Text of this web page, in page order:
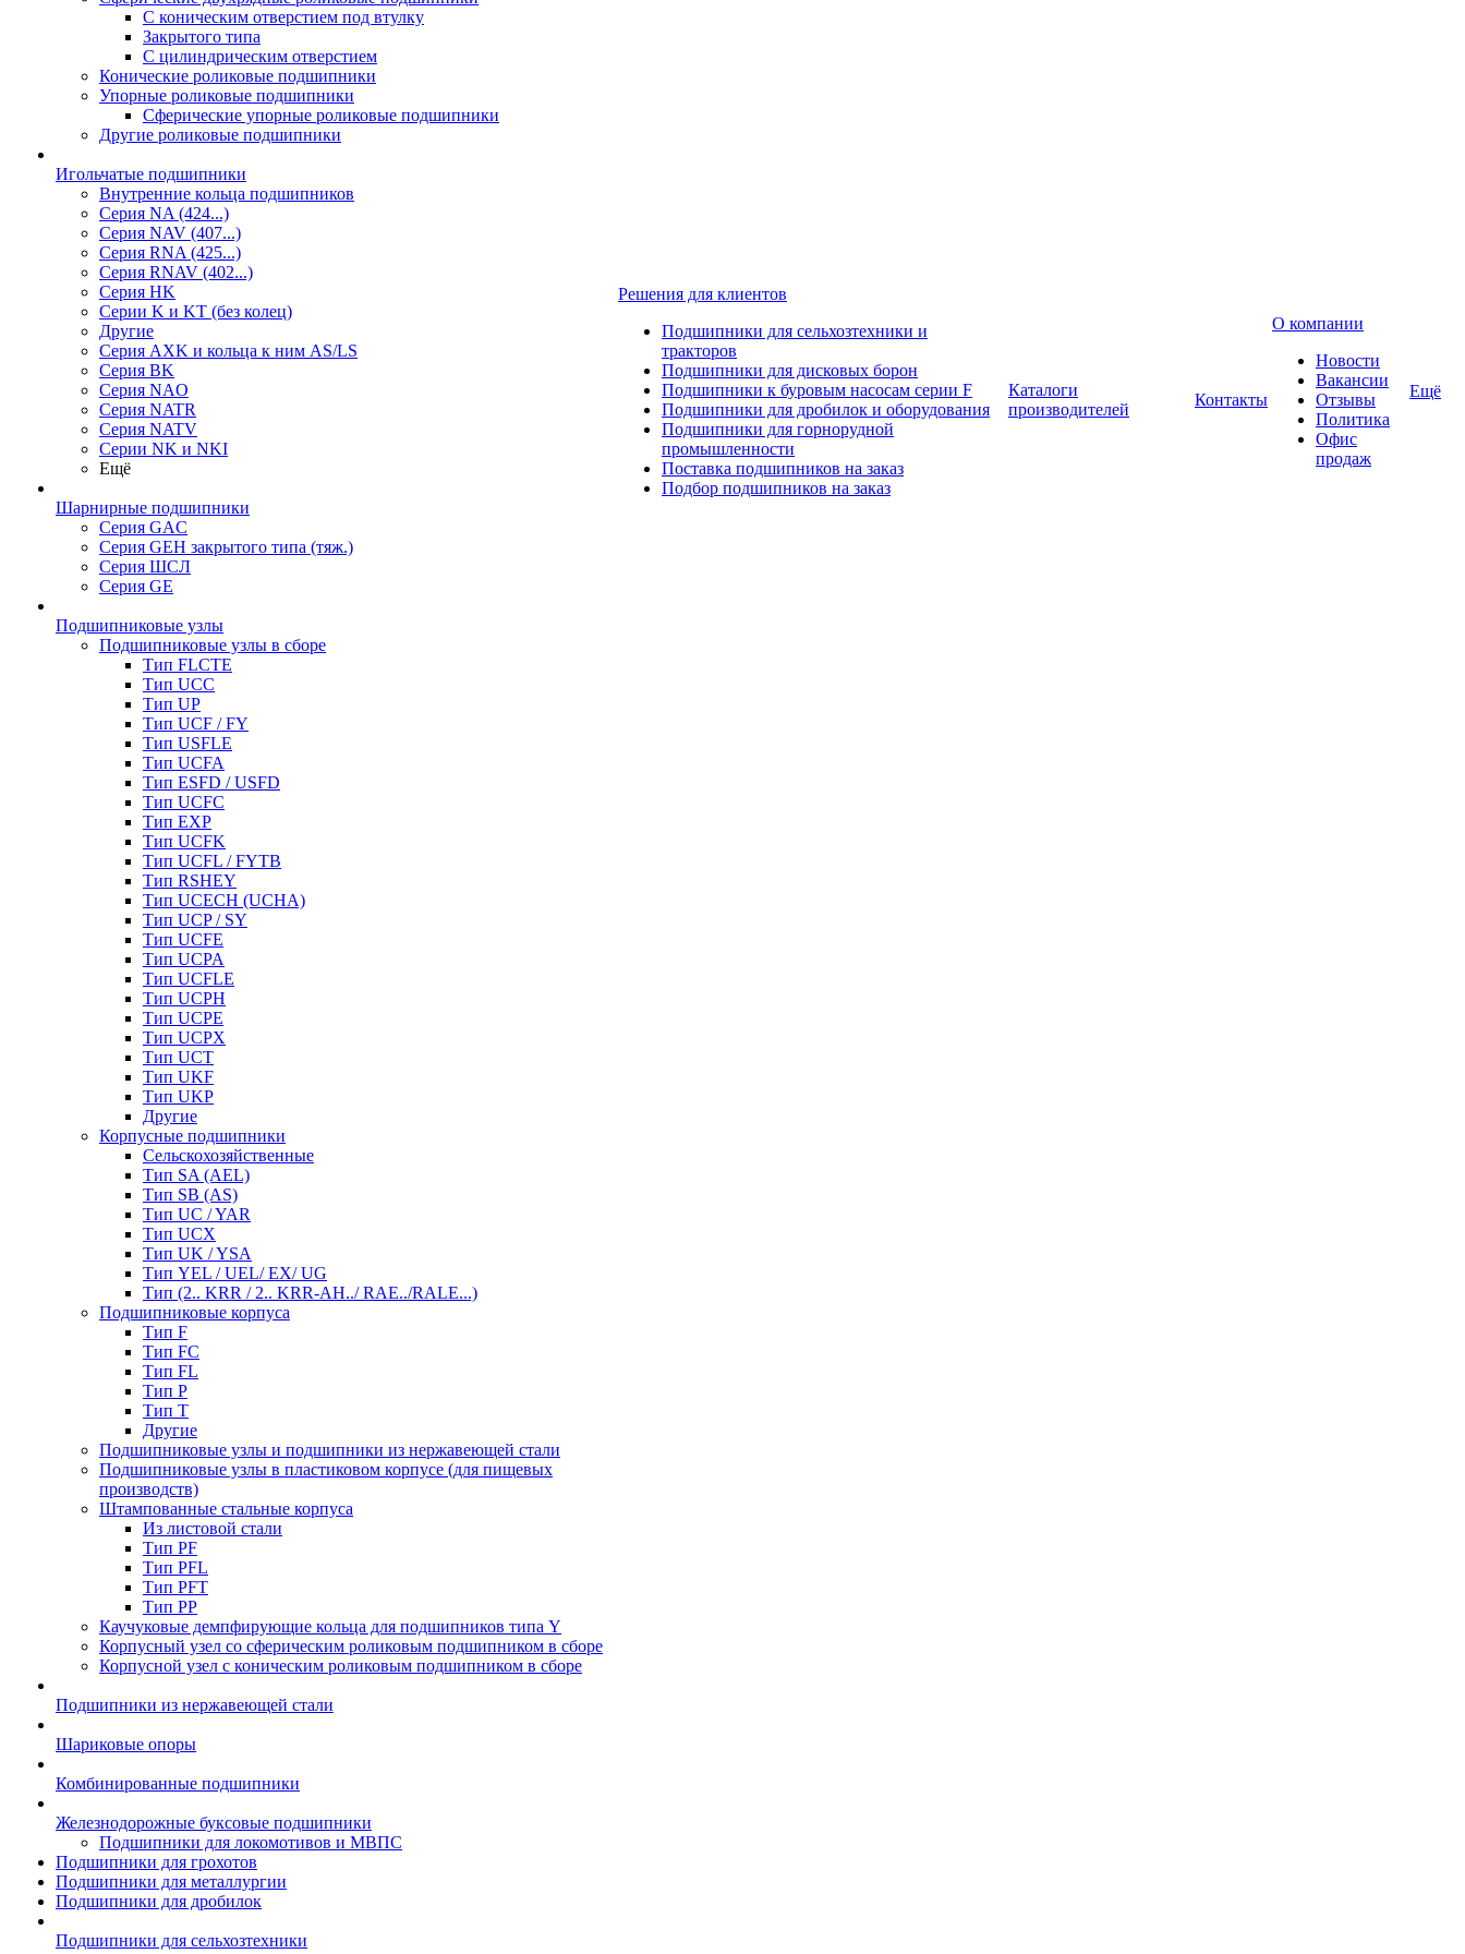
С коническим отверстием под втулку
Закрытого типа
С цилиндрическим отверстием
Конические роликовые подшипники
Упорные роликовые подшипники
Сферические упорные роликовые подшипники
Другие роликовые подшипники
Игольчатые подшипники
Внутренние кольца подшипников
Серия NA (424...)
Серия NAV (407...)
Серия RNA (425...)
Серия RNAV (402...)
Серия HK
Серии K и KT (без колец)
Другие
Серия AXK и кольца к ним AS/LS
Серия BK
Серия NAO
Серия NATR
Серия NATV
Серии NK и NKI
Ещё
Шарнирные подшипники
Серия GAC
Серия GEH закрытого типа (тяж.)
Серия ШСЛ
Серия GE
Подшипниковые узлы
Подшипниковые узлы в сборе
Тип FLCTE
Тип UCC
Тип UP
Тип UCF / FY
Тип USFLE
Тип UCFA
Тип ESFD / USFD
Тип UCFC
Тип EXP
Тип UCFK
Тип UCFL / FYTB
Тип RSHEY
Тип UCECH (UCHA)
Тип UCP / SY
Тип UCFE
Тип UCPA
Тип UCFLE
Тип UCPH
Тип UCPE
Тип UCPX
Тип UCT
Тип UKF
Тип UKP
Другие
Корпусные подшипники
Сельскохозяйственные
Тип SA (AEL)
Тип SB (AS)
Тип UC / YAR
Тип UCX
Тип UK / YSA
Тип YEL / UEL/ EX/ UG
Тип (2.. KRR / 2.. KRR-AH../ RAE../RALE...)
Подшипниковые корпуса
Тип F
Тип FC
Тип FL
Тип P
Тип T
Другие
Подшипниковые узлы и подшипники из нержавеющей стали
Подшипниковые узлы в пластиковом корпусе (для пищевых
производств)
Штампованные стальные корпуса
Из листовой стали
Тип PF
Тип PFL
Тип PFT
Тип PP
Каучуковые демпфирующие кольца для подшипников типа Y
Корпусный узел со сферическим роликовым подшипником в сборе
Корпусной узел с коническим роликовым подшипником в сборе
Подшипники из нержавеющей стали
Шариковые опоры
Комбинированные подшипники
Железнодорожные буксовые подшипники
Подшипники для локомотивов и МВПС
Подшипники для грохотов
Подшипники для металлургии
Подшипники для дробилок
Подшипники для сельхозтехники
Решения для клиентов
Подшипники для сельхозтехники и
тракторов
Подшипники для дисковых борон
Подшипники к буровым насосам серии F
Подшипники для дробилок и оборудования
Подшипники для горнорудной
промышленности
Поставка подшипников на заказ
Подбор подшипников на заказ
Каталоги
производителей
Контакты
О компании
Новости
Вакансии
Отзывы
Политика
Офис
продаж
Ещё